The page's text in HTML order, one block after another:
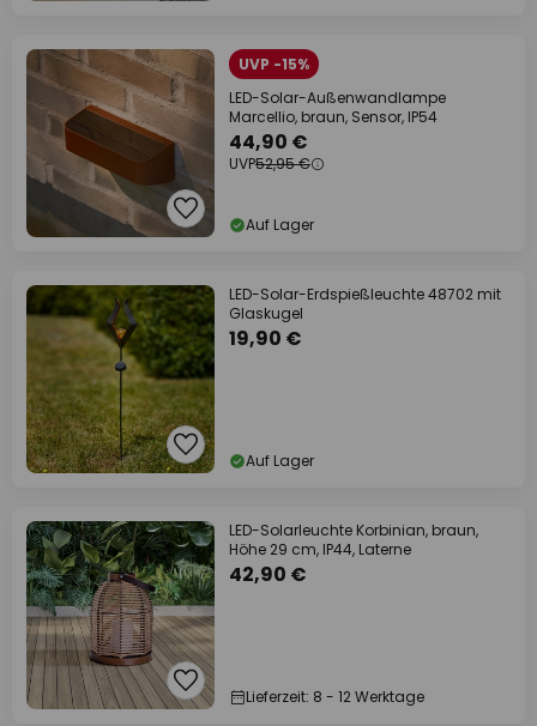
UVP -15%
LED-Solar-Außenwandlampe
Marcellio, braun, Sensor, IP54
44,90 €
UVP52,95 €
Auf Lager
LED-Solar-Erdspießleuchte 48702 mit
Glaskugel
19,90 €
Auf Lager
LED-Solarleuchte Korbinian, braun,
Höhe 29 cm, IP44, Laterne
42,90 €
Lieferzeit: 8 - 12 Werktage